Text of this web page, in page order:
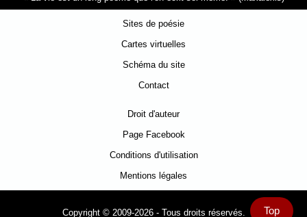
Top
Sites de poésie
Cartes virtuelles
Schéma du site
Contact
Droit d'auteur
Page Facebook
Conditions d'utilisation
Mentions légales
Copyright © 2009-2026 - Tous droits réservés.